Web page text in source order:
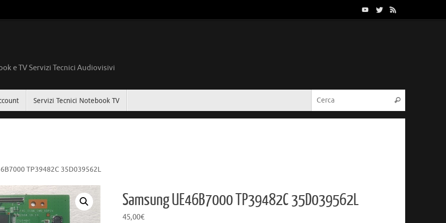
e TV Servizi Tecnici Audiovisivi
Servizi Tecnici Notebook TV Cerca
TP39482C 35D039562L
Samsung UE46B7000 TP39482C 35D039562L
45,00€